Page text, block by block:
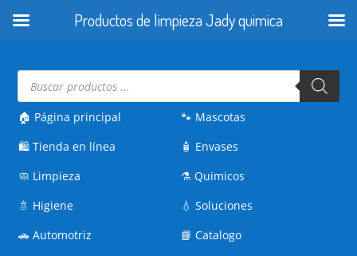
Búsqueda
productos
🏠 Página principal
🛍️Tienda en línea
🧼 Limpieza
🚿 Higiene
🚗Automotriz
🐾 Mascotas
🧴 Envases
⚗️Quimicos
💧Soluciones
📘Catalogo
Productos de limpieza Jady quimica